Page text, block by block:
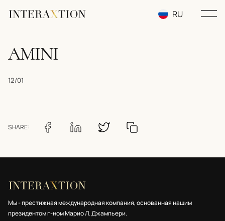
RU
AMINI
12/01
SHARE:
Мы - престижная международная компания, основанная нашим
президентом г-ном Марио Л. Джампьери.